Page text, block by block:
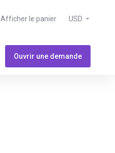
Afficher le panier USD
Ouvrir une demande